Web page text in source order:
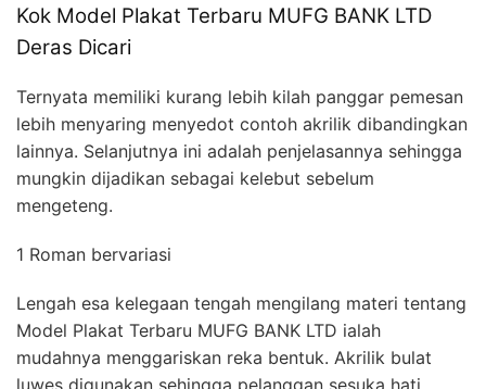
Kok Model Plakat Terbaru MUFG BANK LTD
Deras Dicari
Ternyata memiliki kurang lebih kilah panggar pemesan
lebih menyaring menyedot contoh akrilik dibandingkan
lainnya. Selanjutnya ini adalah penjelasannya sehingga
mungkin dijadikan sebagai kelebut sebelum
mengeteng.
1 Roman bervariasi
Lengah esa kelegaan tengah mengilang materi tentang
Model Plakat Terbaru MUFG BANK LTD ialah
mudahnya menggariskan reka bentuk. Akrilik bulat
luwes digunakan sehingga pelanggan sesuka hati.